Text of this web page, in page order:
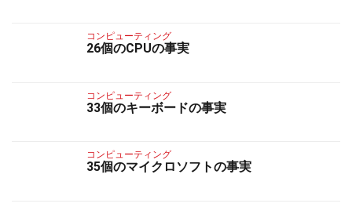
コンピューティング
26個のCPUの事実
コンピューティング
33個のキーボードの事実
コンピューティング
35個のマイクロソフトの事実